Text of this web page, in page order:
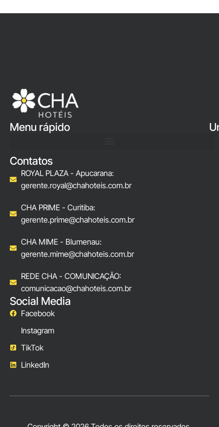
Menu rápido
Contatos
ROYAL PLAZA - Apucarana:
gerente.royal@chahoteis.com.br
CHA PRIME - Curitiba:
gerente.prime@chahoteis.com.br
CHA MIME - Blumenau:
gerente.mime@chahoteis.com.br
REDE CHA - COMUNICAÇÃO:
comunicacao@chahoteis.com.br
Social Media
Facebook
Instagram
TikTok
LinkedIn